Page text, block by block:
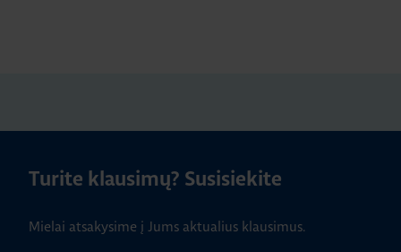
Turite klausimų? Susisiekite
Mielai atsakysime į Jums aktualius klausimus.